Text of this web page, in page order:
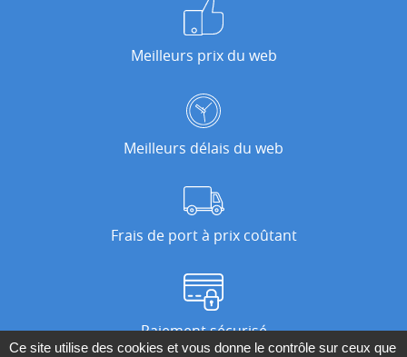
Meilleurs prix du web
Meilleurs délais du web
Frais de port à prix coûtant
Paiement sécurisé
Ce site utilise des cookies et vous donne le contrôle sur ceux que